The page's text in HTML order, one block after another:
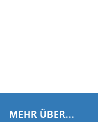
MEHR ÜBER...